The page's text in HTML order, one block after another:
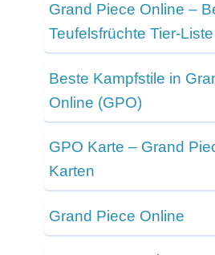
Grand Piece Online –
Teufelsfrüchte Tier-Liste
Beste Kampfstile in
Online (GPO)
GPO Karte – Grand
Karten
Grand Piece Online